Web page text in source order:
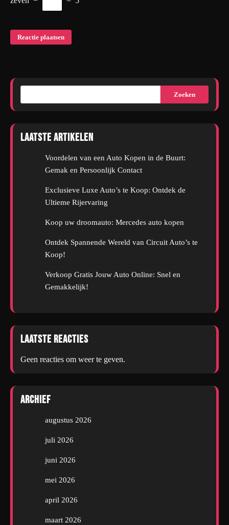
Zoeken
Laatste artikelen
Voordelen van een Auto Kopen in de Buurt:
Gemak en Persoonlijk Contact
Exclusieve Luxe Auto’s te Koop: Ontdek de
Ultieme Rijervaring
Koop uw droomauto: Mercedes auto kopen
Ontdek Spannende Wereld van Circuit Auto’s te
Koop!
Verkoop Gratis Jouw Auto Online: Snel en
Gemakkelijk!
Laatste reacties
Geen reacties om weer te geven.
Archief
augustus 2026
juli 2026
juni 2026
mei 2026
april 2026
maart 2026